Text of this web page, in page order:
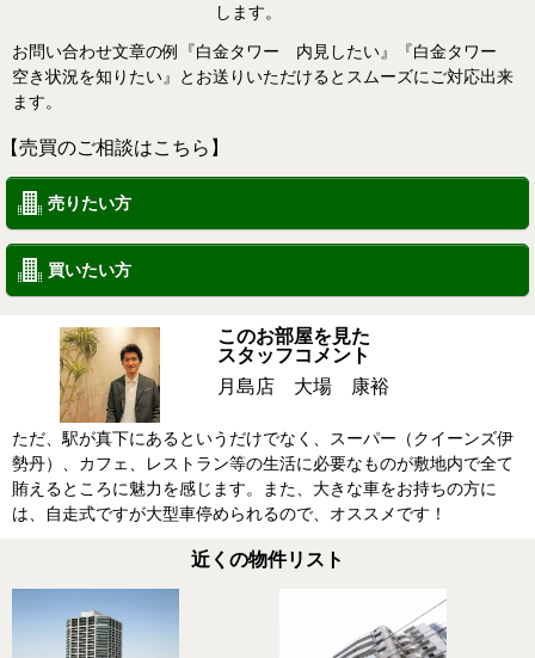
します。
お問い合わせ文章の例『白金タワー 内見したい』『白金タワー
空き状況を知りたい』とお送りいただけるとスムーズにご対応出来
ます。
【売買のご相談はこちら】
売りたい方
買いたい方
このお部屋を見た
スタッフコメント
月島店 大場 康裕
ただ、駅が真下にあるというだけでなく、スーパー（クイーンズ伊
勢丹）、カフェ、レストラン等の生活に必要なものが敷地内で全て
賄えるところに魅力を感じます。また、大きな車をお持ちの方に
は、自走式ですが大型車停められるので、オススメです！
近くの物件リスト